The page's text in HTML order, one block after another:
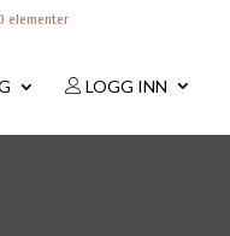
elementer
LOGG INN